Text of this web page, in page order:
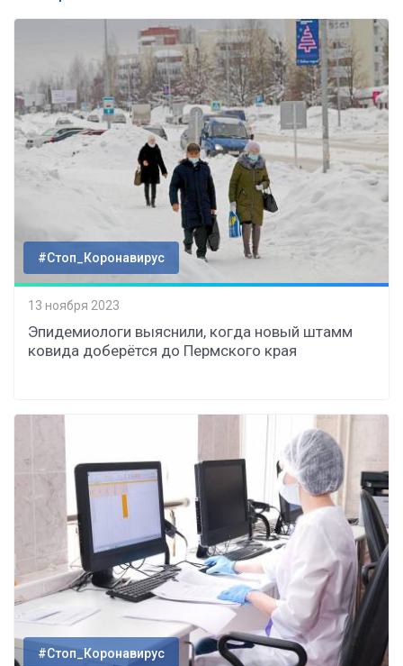
#Стоп_Коронавирус
13 ноября 2023
Эпидемиологи выяснили, когда новый штамм
ковида доберётся до Пермского края
#Стоп_Коронавирус